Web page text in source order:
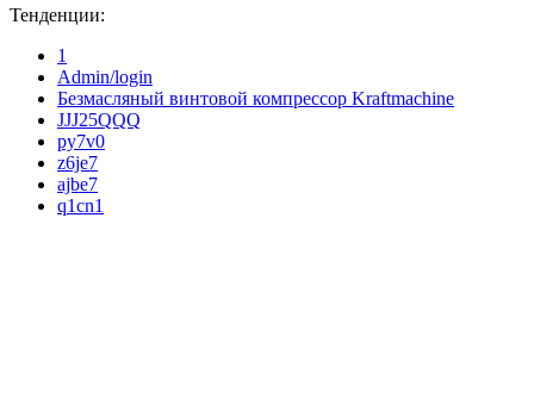
Тенденции:
1
Admin/login
Безмасляный винтовой компрессор Kraftmaсhine
JJJ25QQQ
py7v0
z6je7
ajbe7
q1cn1